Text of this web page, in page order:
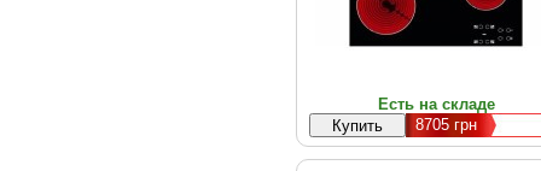
Есть на складе
8705 грн